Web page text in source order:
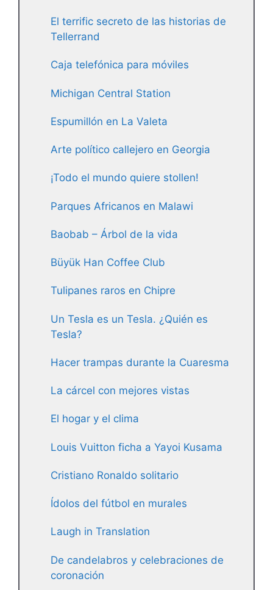
El terrific secreto de las historias de
Tellerrand
Caja telefónica para móviles
Michigan Central Station
Espumillón en La Valeta
Arte político callejero en Georgia
¡Todo el mundo quiere stollen!
Parques Africanos en Malawi
Baobab – Árbol de la vida
Büyük Han Coffee Club
Tulipanes raros en Chipre
Un Tesla es un Tesla. ¿Quién es
Tesla?
Hacer trampas durante la Cuaresma
La cárcel con mejores vistas
El hogar y el clima
Louis Vuitton ficha a Yayoi Kusama
Cristiano Ronaldo solitario
Ídolos del fútbol en murales
Laugh in Translation
De candelabros y celebraciones de
coronación